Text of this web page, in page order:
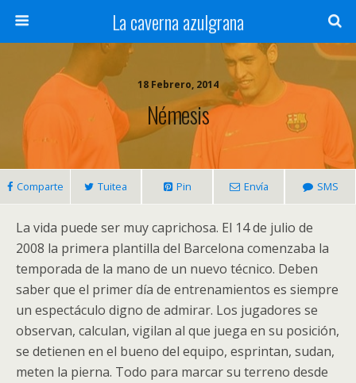
La caverna azulgrana
18 Febrero, 2014
Némesis
Comparte Tuitea Pin Envía SMS
La vida puede ser muy caprichosa. El 14 de julio de
2008 la primera plantilla del Barcelona comenzaba la
temporada de la mano de un nuevo técnico. Deben
saber que el primer día de entrenamientos es siempre
un espectáculo digno de admirar. Los jugadores se
observan, calculan, vigilan al que juega en su posición,
se detienen en el bueno del equipo, esprintan, sudan,
meten la pierna. Todo para marcar su terreno desde